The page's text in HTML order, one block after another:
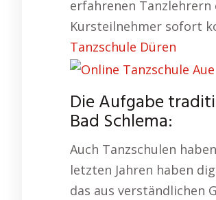
erfahrenen Tanzlehrern
Kursteilnehmer sofort
Tanzschule Düren
Die Aufgabe
Bad Schlema:
Auch Tanzschulen
letzten Jahren haben
das aus verständlichen